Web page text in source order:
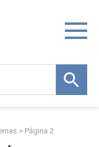
> Página 2